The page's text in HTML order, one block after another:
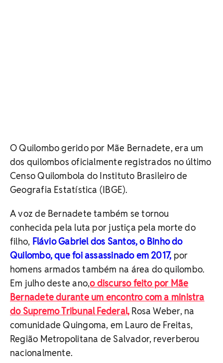
O Quilombo gerido por Mãe Bernadete, era um
dos quilombos oficialmente registrados no último
Censo Quilombola do Instituto Brasileiro de
Geografia Estatística (IBGE).
A voz de Bernadete também se tornou
conhecida pela luta por justiça pela morte do
filho, Flávio Gabriel dos Santos, o Binho do
Quilombo, que foi assassinado em 2017, por
homens armados também na área do quilombo.
Em julho deste ano,o discurso feito por Mãe
Bernadete durante um encontro com a ministra
do Supremo Tribunal Federal, Rosa Weber, na
comunidade Quingoma, em Lauro de Freitas,
Região Metropolitana de Salvador, reverberou
nacionalmente.